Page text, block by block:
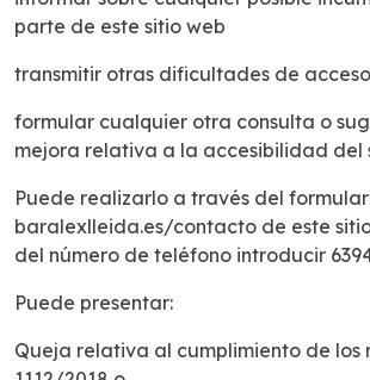
parte de este sitio web
transmitir otras dificultades de
formular cualquier otra consulta o
mejora relativa a la accesibilidad del
Puede realizarlo a través del
baralexlleida.es/contacto de este
del número de teléfono introducir
Puede presentar:
Queja relativa al cumplimiento de los